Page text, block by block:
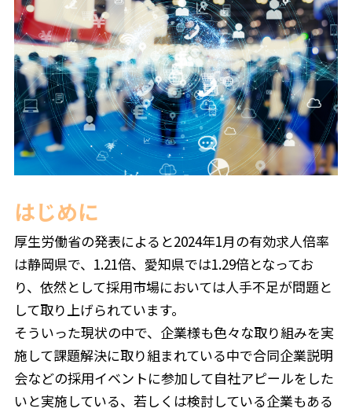
はじめに
厚生労働省の発表によると2024年1月の有効求人倍率
は静岡県で、1.21倍、愛知県では1.29倍となってお
り、依然として採用市場においては人手不足が問題と
して取り上げられています。
そういった現状の中で、企業様も色々な取り組みを実
施して課題解決に取り組まれている中で合同企業説明
会などの採用イベントに参加して自社アピールをした
いと実施している、若しくは検討している企業もある